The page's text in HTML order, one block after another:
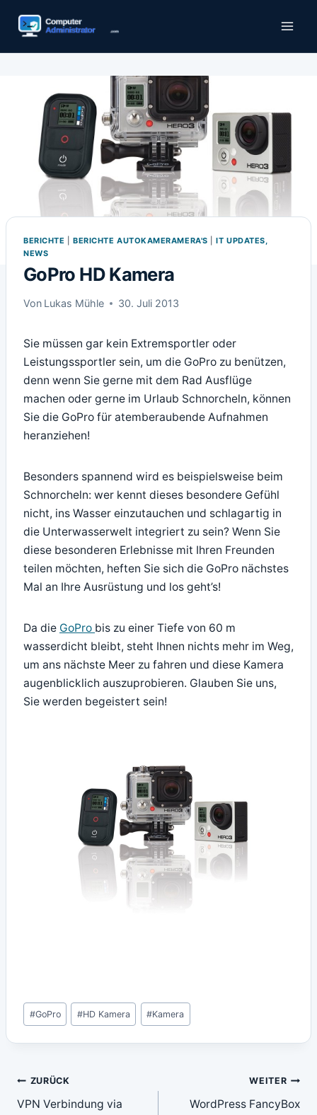
Inhalt
BERICHTE |BERICHTE AUTOKAMERAMERA'S |IT UPDATES,
NEWS
GoPro HD Kamera
Von Lukas Mühle 30. Juli 2013
Sie müssen gar kein Extremsportler oder
Leistungssportler sein, um die GoPro zu benützen,
denn wenn Sie gerne mit dem Rad Ausflüge
machen oder gerne im Urlaub Schnorcheln, können
Sie die GoPro für atemberaubende Aufnahmen
heranziehen!
Besonders spannend wird es beispielsweise beim
Schnorcheln: wer kennt dieses besondere Gefühl
nicht, ins Wasser einzutauchen und schlagartig in
die Unterwasserwelt integriert zu sein? Wenn Sie
diese besonderen Erlebnisse mit Ihren Freunden
teilen möchten, heften Sie sich die GoPro nächstes
Mal an Ihre Ausrüstung und los geht’s!
Da die GoPro bis zu einer Tiefe von 60 m
wasserdicht bleibt, steht Ihnen nichts mehr im Weg,
um ans nächste Meer zu fahren und diese Kamera
augenblicklich auszuprobieren. Glauben Sie uns,
Sie werden begeistert sein!
Schlagworte:
#GoPro #HD Kamera #Kamera
Beitragsnavigation
ZURÜCK
VPN Verbindung via
WEITER
WordPress FancyBox